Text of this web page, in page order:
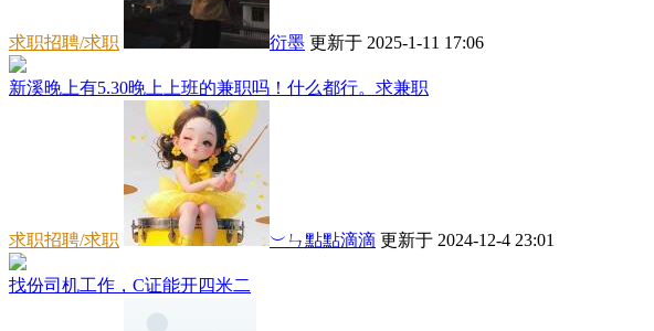
求职招聘/求职 衍墨 更新于 2025-1-11 17:06
新溪晚上有5.30晚上上班的兼职吗！什么都行。求兼职
求职招聘/求职 ︶ㄣ點點滴滴 更新于 2024-12-4 23:01
找份司机工作，C证能开四米二